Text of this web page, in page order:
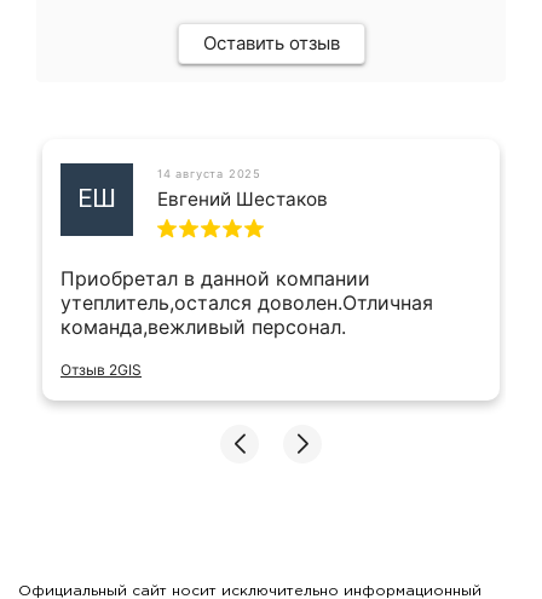
Оставить отзыв
ЕШ
14 августа 2025
Евгений Шестаков
Приобретал в данной компании
утеплитель,остался доволен.Отличная
команда,вежливый персонал.
Отзыв 2GIS
Официальный сайт носит исключительно информационный